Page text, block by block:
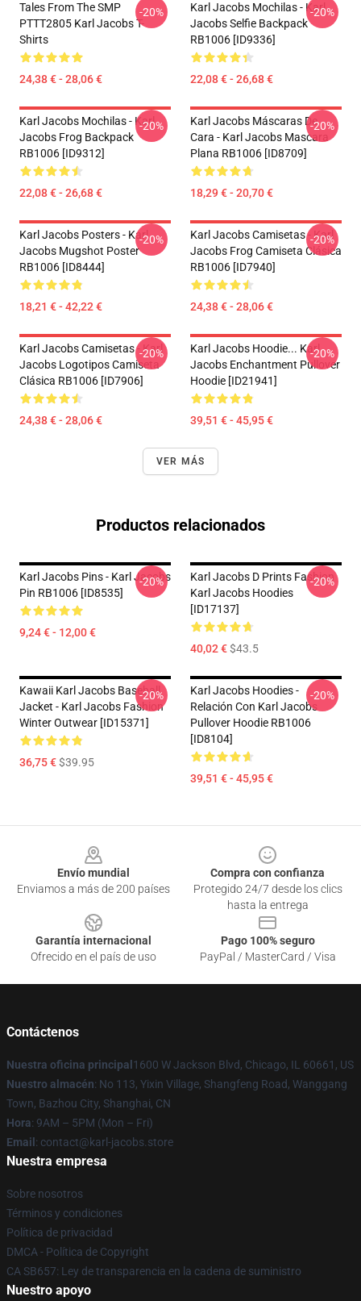
Tales From The SMP
PTTT2805 Karl Jacobs T-
Shirts
24,38 € - 28,06 €
-20%
Karl Jacobs Mochilas - Karl
Jacobs Selfie Backpack
RB1006 [ID9336]
22,08 € - 26,68 €
-20%
Karl Jacobs Mochilas - Karl
Jacobs Frog Backpack
RB1006 [ID9312]
22,08 € - 26,68 €
-20%
Karl Jacobs Máscaras De
Cara - Karl Jacobs Mascara
Plana RB1006 [ID8709]
18,29 € - 20,70 €
-20%
Karl Jacobs Posters - Karl
Jacobs Mugshot Poster
RB1006 [ID8444]
18,21 € - 42,22 €
-20%
Karl Jacobs Camisetas - Karl
Jacobs Frog Camiseta Clásica
RB1006 [ID7940]
24,38 € - 28,06 €
-20%
Karl Jacobs Camisetas - Karl
Jacobs Logotipos Camiseta
Clásica RB1006 [ID7906]
24,38 € - 28,06 €
-20%
Karl Jacobs Hoodie... Karl
Jacobs Enchantment Pullover
Hoodie [ID21941]
39,51 € - 45,95 €
-20%
VER MÁS
Productos relacionados
Karl Jacobs Pins - Karl Jacobs
Pin RB1006 [ID8535]
9,24 € - 12,00 €
-20%
Karl Jacobs D Prints Fashion
Karl Jacobs Hoodies
[ID17137]
40,02 €$43.5
-20%
Kawaii Karl Jacobs Baseball
Jacket - Karl Jacobs Fashion
Winter Outwear [ID15371]
36,75 €$39.95
-20%
Karl Jacobs Hoodies -
Relación Con Karl Jacobs
Pullover Hoodie RB1006
[ID8104]
39,51 € - 45,95 €
-20%
Envío mundial
Enviamos a más de 200 países
Compra con confianza
Protegido 24/7 desde los clics
hasta la entrega
Garantía internacional
Ofrecido en el país de uso
Pago 100% seguro
PayPal / MasterCard / Visa
Contáctenos
Nuestra oficina principal 1600 W Jackson Blvd, Chicago, IL 60661, US
Nuestro almacén: No 113, Yixin Village, Shangfeng Road, Wanggang
Town, Bazhou City, Shanghai, CN
Hora: 9AM – 5PM (Mon – Fri)
Email : contact@karl-jacobs.store
Nuestra empresa
Sobre nosotros
Términos y condiciones
Política de privacidad
DMCA - Política de Copyright
CA SB657: Ley de transparencia en la cadena de suministro
Nuestro apoyo